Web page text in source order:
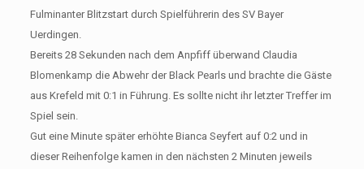
Fulminanter Blitzstart durch Spielführerin des SV Bayer
Uerdingen.
Bereits 28 Sekunden nach dem Anpfiff überwand Claudia
Blomenkamp die Abwehr der Black Pearls und brachte die Gäste
aus Krefeld mit 0:1 in Führung. Es sollte nicht ihr letzter Treffer im
Spiel sein.
Gut eine Minute später erhöhte Bianca Seyfert auf 0:2 und in
dieser Reihenfolge kamen in den nächsten 2 Minuten jeweils